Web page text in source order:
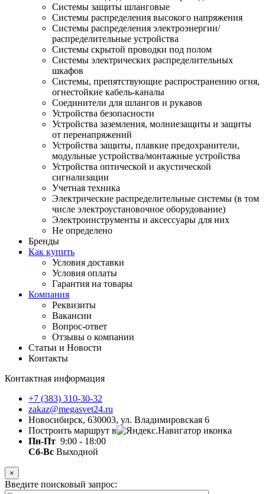
Системы защиты шланговые
Системы распределения высокого напряжения
Системы распределения электроэнергии/
распределительные устройства
Системы скрытой проводки под полом
Системы электрических распределительных
шкафов
Системы, препятствующие распространению огня,
огнестойкие кабель-каналы
Соединители для шлангов и рукавов
Устройства безопасности
Устройства заземления, молниезащиты и защиты
от перенапряжений
Устройства защиты, плавкие предохранители,
модульные устройства/монтажные устройства
Устройства оптической и акустической
сигнализации
Учетная техника
Электрические распределительные системы (в том
числе электроустановочное оборудование)
Электроинструменты и аксессуары для них
Не определено
Бренды
Как купить
Условия доставки
Условия оплаты
Гарантия на товары
Компания
Реквизиты
Вакансии
Вопрос-ответ
Отзывы о компании
Статьи и Новости
Контакты
Контактная информация
+7 (383) 310-30-32
zakaz@megasvet24.ru
Новосибирск, 630003, ул. Владимировская 6
Построить маршрут в
Пн-Пт 9:00 - 18:00
Сб-Вс Выходной
×
Введите поисковый запрос: